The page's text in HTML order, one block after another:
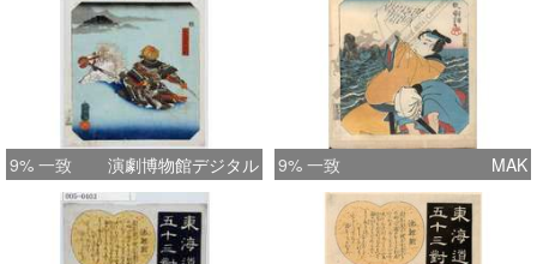
9% 一致 演劇博物館デジタル 9% 一致 MAK